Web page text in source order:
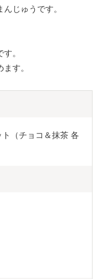
じゅうです。
。
す。
（チョコ＆抹茶 各